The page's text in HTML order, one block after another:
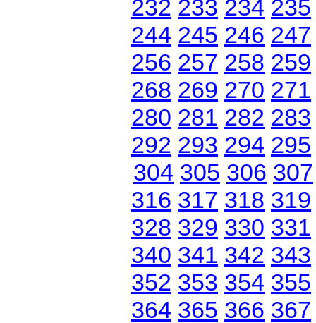
232 233 234 235
244 245 246 247
256 257 258 259
268 269 270 271
280 281 282 283
292 293 294 295
304 305 306 307
316 317 318 319
328 329 330 331
340 341 342 343
352 353 354 355
364 365 366 367